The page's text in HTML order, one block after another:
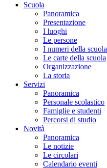
Scuola
Panoramica
Presentazione
I luoghi
Le persone
I numeri della scuola
Le carte della scuola
Organizzazione
La storia
Servizi
Panoramica
Personale scolastico
Famiglie e studenti
Percorsi di studio
Novità
Panoramica
Le notizie
Le circolari
Calendario eventi